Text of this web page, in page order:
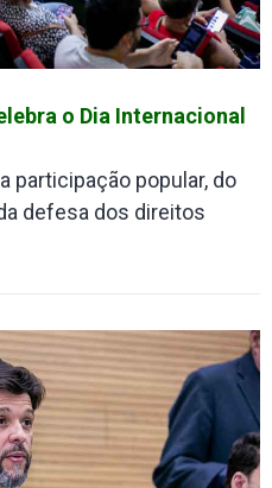
o Dia Internacional
participação popular, do
defesa dos direitos